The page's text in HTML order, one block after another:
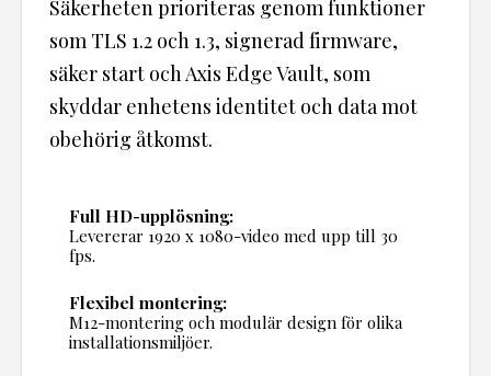
Säkerheten prioriteras genom funktioner
som TLS 1.2 och 1.3, signerad firmware,
säker start och Axis Edge Vault, som
skyddar enhetens identitet och data mot
obehörig åtkomst.
Full HD-upplösning:
Levererar 1920 x 1080-video med upp till 30
fps.
Flexibel montering:
M12-montering och modulär design för olika
installationsmiljöer.